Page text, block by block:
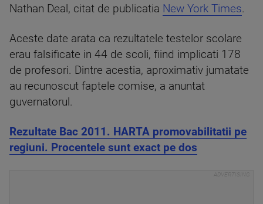
Nathan Deal, citat de publicatia New York Times.
Aceste date arata ca rezultatele testelor scolare
erau falsificate in 44 de scoli, fiind implicati 178
de profesori. Dintre acestia, aproximativ jumatate
au recunoscut faptele comise, a anuntat
guvernatorul.
Rezultate Bac 2011. HARTA promovabilitatii pe
regiuni. Procentele sunt exact pe dos